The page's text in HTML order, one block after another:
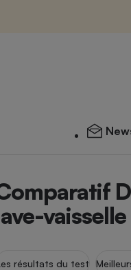
vaisselle
résultats du test